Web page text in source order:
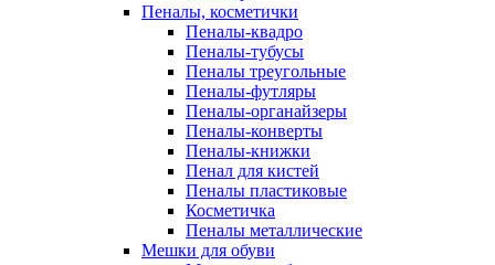
Пеналы, косметички
Пеналы-квадро
Пеналы-тубусы
Пеналы треугольные
Пеналы-футляры
Пеналы-органайзеры
Пеналы-конверты
Пеналы-книжки
Пенал для кистей
Пеналы пластиковые
Косметичка
Пеналы металлические
Мешки для обуви